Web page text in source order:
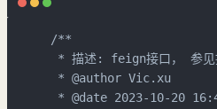
/**
* 描述: feign接口， 参
* @author Vic.xu
* @date 2023-10-20